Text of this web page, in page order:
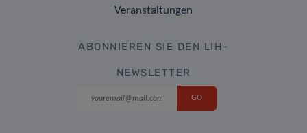
Veranstaltungen
ABONNIEREN SIE DEN LIH-
NEWSLETTER